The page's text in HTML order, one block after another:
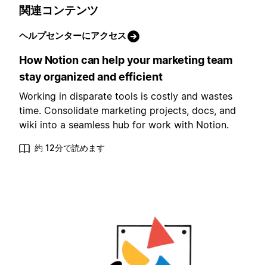
関連コンテンツ
ヘルプセンターにアクセス
How Notion can help your marketing team
stay organized and efficient
Working in disparate tools is costly and wastes
time. Consolidate marketing projects, docs, and
wiki into a seamless hub for work with Notion.
約 12分で読めます